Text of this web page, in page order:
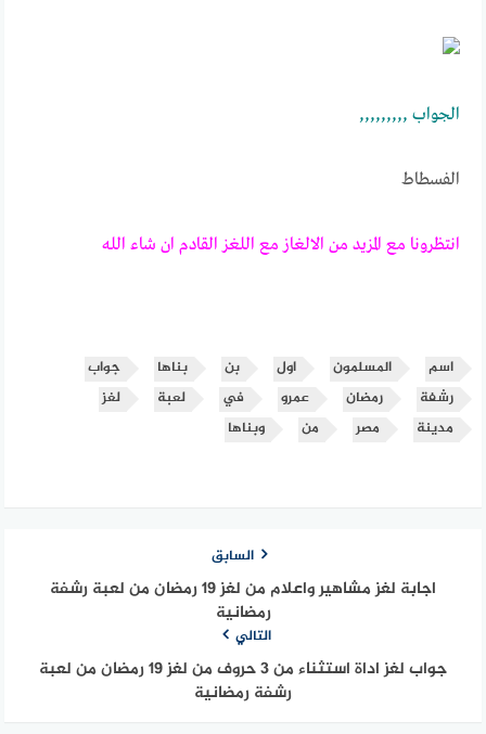
الجـــــواب ,,,,,,,,,
الفسطاط
انتظرونا مع المزيد من الالغاز مع اللغز القادم ان شاء الله
اسم المسلمون اول بن بناها
جواب
رشفة
رمضان عمرو في لعبة
لغز
مدينة
مصر من وبناها
السابق
اجابة لغز مشاهير واعلام من لغز 19 رمضان من لعبة رشفة
رمضانية
التالي
جواب لغز اداة استثناء من 3 حروف من لغز 19 رمضان من لعبة
رشفة رمضانية